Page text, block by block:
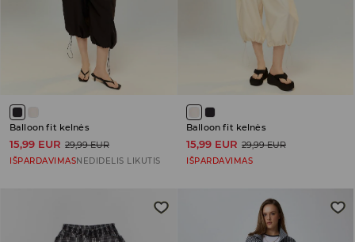
Balloon fit kelnės
15,99 EUR 29,99 EUR
IŠPARDAVIMASNEDIDELIS LIKUTIS
Balloon fit kelnės
15,99 EUR 29,99 EUR
IŠPARDAVIMAS